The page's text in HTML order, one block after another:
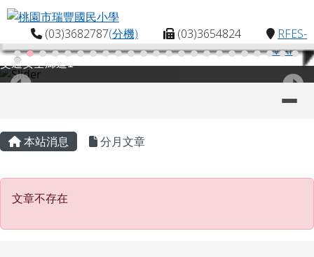
跳至主內容區
桃園市瑞豐國民小學
(03)3682787(分機) (03)3654824
RFES-
MAP
交通安全廊道1
主內容區域
本站消息 分月文章
文章不存在
文章不存在
頁尾區域